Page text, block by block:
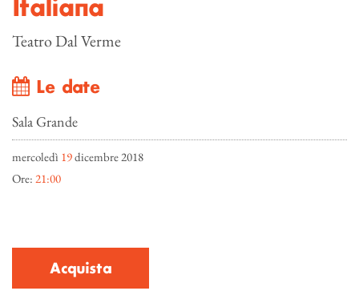
Italiana
Teatro Dal Verme
Le date
Sala Grande
mercoledì 19dicembre 2018
Ore: 21:00
Acquista